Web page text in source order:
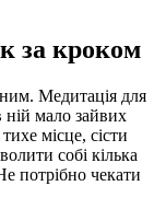
за кроком
Медитація для
ній мало зайвих
місце, сісти
собі кілька
потрібно чекати